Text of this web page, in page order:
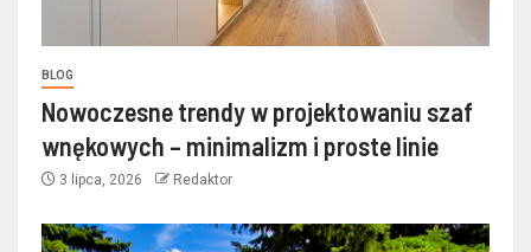
BLOG
Nowoczesne trendy w projektowaniu szaf
wnękowych – minimalizm i proste linie
3 lipca, 2026 Redaktor